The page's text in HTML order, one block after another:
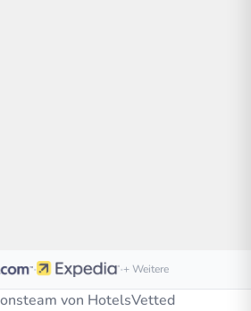
· ·+ Weitere
von HotelsVetted